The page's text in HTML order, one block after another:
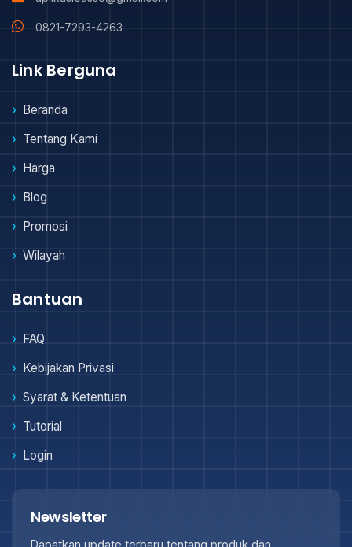
0821-7293-4263
Link Berguna
Beranda
Tentang Kami
Harga
Blog
Promosi
Wilayah
Bantuan
FAQ
Kebijakan Privasi
Syarat & Ketentuan
Tutorial
Login
Newsletter
Dapatkan update terbaru tentang produk dan